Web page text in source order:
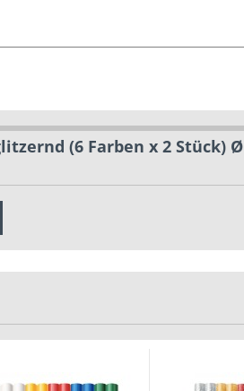
(6 Farben x 2 Stück) Ø